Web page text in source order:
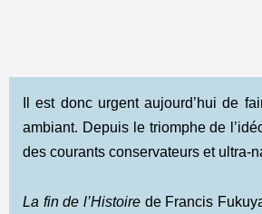
Il est donc urgent aujourd’hui de
ambiant. Depuis le triomphe de
des courants conservateurs et ultra-
La fin de l’Histoirede Francis